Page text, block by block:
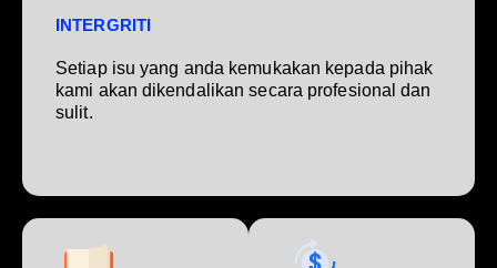
INTERGRITI
Setiap isu yang anda kemukakan kepada pihak
kami akan dikendalikan secara profesional dan
sulit.